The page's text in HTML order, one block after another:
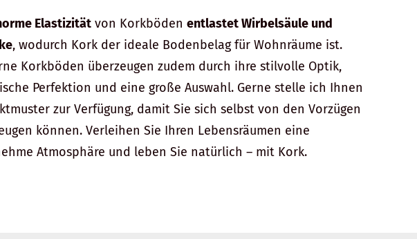
Elastizität von Korkböden entlastet Wirbelsäule und
, wodurch Kork der ideale Bodenbelag für Wohnräume ist.
Korkböden überzeugen zudem durch ihre stilvolle Optik,
Perfektion und eine große Auswahl. Gerne stelle ich Ihnen
zur Verfügung, damit Sie sich selbst von den Vorzügen
können. Verleihen Sie Ihren Lebensräumen eine
Atmosphäre und leben Sie natürlich – mit Kork.